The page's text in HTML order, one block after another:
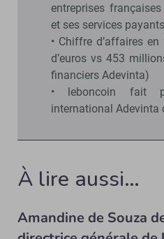
entreprises
et ses services
• Chiffre d’affaires
d’euros vs 453
financiers Adevinta)
• leboncoin fait
international Adevinta
À lire aussi…
Amandine de Souza